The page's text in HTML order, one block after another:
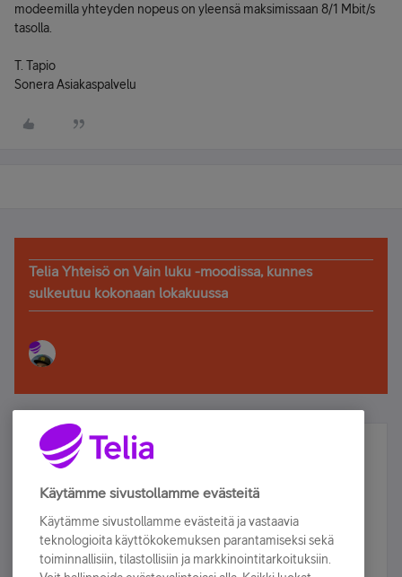
modeemilla yhteyden nopeus on yleensä maksimissaan 8/1 Mbit/s
tasolla.
T. Tapio
Sonera Asiakaspalvelu
Telia Yhteisö on Vain luku -moodissa, kunnes
sulkeutuu kokonaan lokakuussa
Älä jää paitsi – osallistu ja voita!
Tilaa Telian uutiskirje ja olet mukana arvonnassa.
sähköpostiisi.
Käytämme sivustollamme evästeitä
Käytämme sivustollamme evästeitä ja vastaavia
teknologioita käyttökokemuksen parantamiseksi sekä
toiminnallisiin, tilastollisiin ja markkinointitarkoituksiin.